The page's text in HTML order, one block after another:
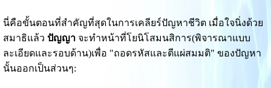
นี่คือขั้นตอนที่สำคัญที่สุดในการเคลียร์ปัญหาชีวิต เมื่อใจนิ่งด้วย
สมาธิแล้ว ปัญญาจะทำหน้าที่โยนิโสมนสิการ(พิจารณาแบบ
ละเอียดและรอบด้าน)เพื่อ "ถอดรหัสและตีแผ่สมมติ" ของปัญหา
นั้นออกเป็นส่วนๆ: